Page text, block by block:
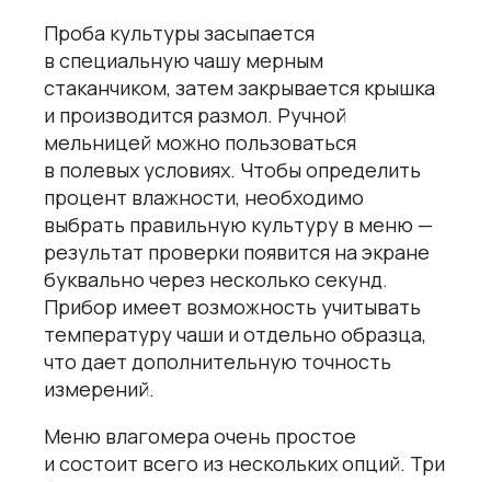
Проба культуры засыпается
в специальную чашу мерным
стаканчиком, затем закрывается крышка
и производится размол. Ручной
мельницей можно пользоваться
в полевых условиях. Чтобы определить
процент влажности, необходимо
выбрать правильную культуру в меню —
результат проверки появится на экране
буквально через несколько секунд.
Прибор имеет возможность учитывать
температуру чаши и отдельно образца,
что дает дополнительную точность
измерений.
Меню влагомера очень простое
и состоит всего из нескольких опций. Три